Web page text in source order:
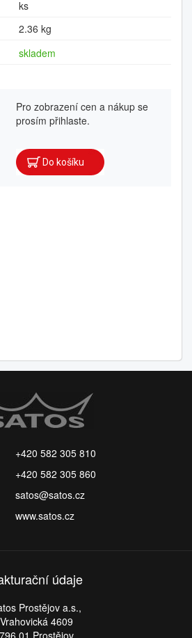
ks
2.36 kg
skladem
Pro zobrazení cen a nákup se
prosím přihlaste.
+420 582 305 810
+420 582 305 860
satos@satos.cz
www.satos.cz
údaje
Prostějov a.s.,
Vrahovická 4609